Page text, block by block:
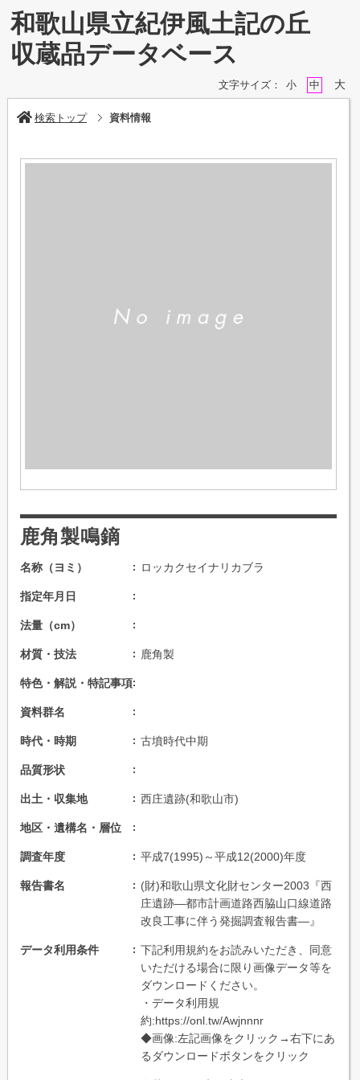
和歌山県立紀伊風土記の丘
収蔵品データベース
文字サイズ： 小 中 大
検索トップ 資料情報
鹿角製鳴鏑
名称（ヨミ） ロッカクセイナリカブラ
指定年月日
法量（cm）
材質・技法 鹿角製
特色・解説・特記事項
資料群名
時代・時期 古墳時代中期
品質形状
出土・収集地 西庄遺跡(和歌山市)
地区・遺構名・層位
調査年度 平成7(1995)～平成12(2000)年度
報告書名
(財)和歌山県文化財センター2003『西
庄遺跡―都市計画道路西脇山口線道路
改良工事に伴う発掘調査報告書―』
データ利用条件
下記利用規約をお読みいただき、同意
いただける場合に限り画像データ等を
ダウンロードください。
・データ利用規
約:https://onl.tw/Awjnnnr
◆画像:左記画像をクリック→右下にあ
るダウンロードボタンをクリック